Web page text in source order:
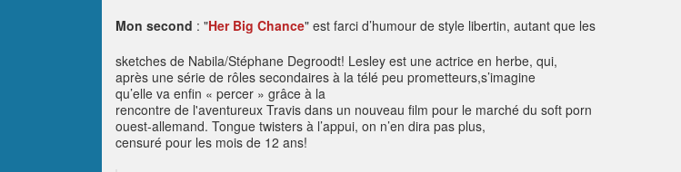
Mon second : "Her Big Chance" est farci d’humour de style libertin, autant que les
sketches de Nabila/Stéphane Degroodt! Lesley est une actrice en herbe, qui,
après une série de rôles secondaires à la télé peu prometteurs,s’imagine
qu’elle va enfin « percer » grâce à la
rencontre de l'aventureux Travis dans un nouveau film pour le marché du soft porn
ouest-allemand. Tongue twisters à l’appui, on n’en dira pas plus,
censuré pour les mois de 12 ans!